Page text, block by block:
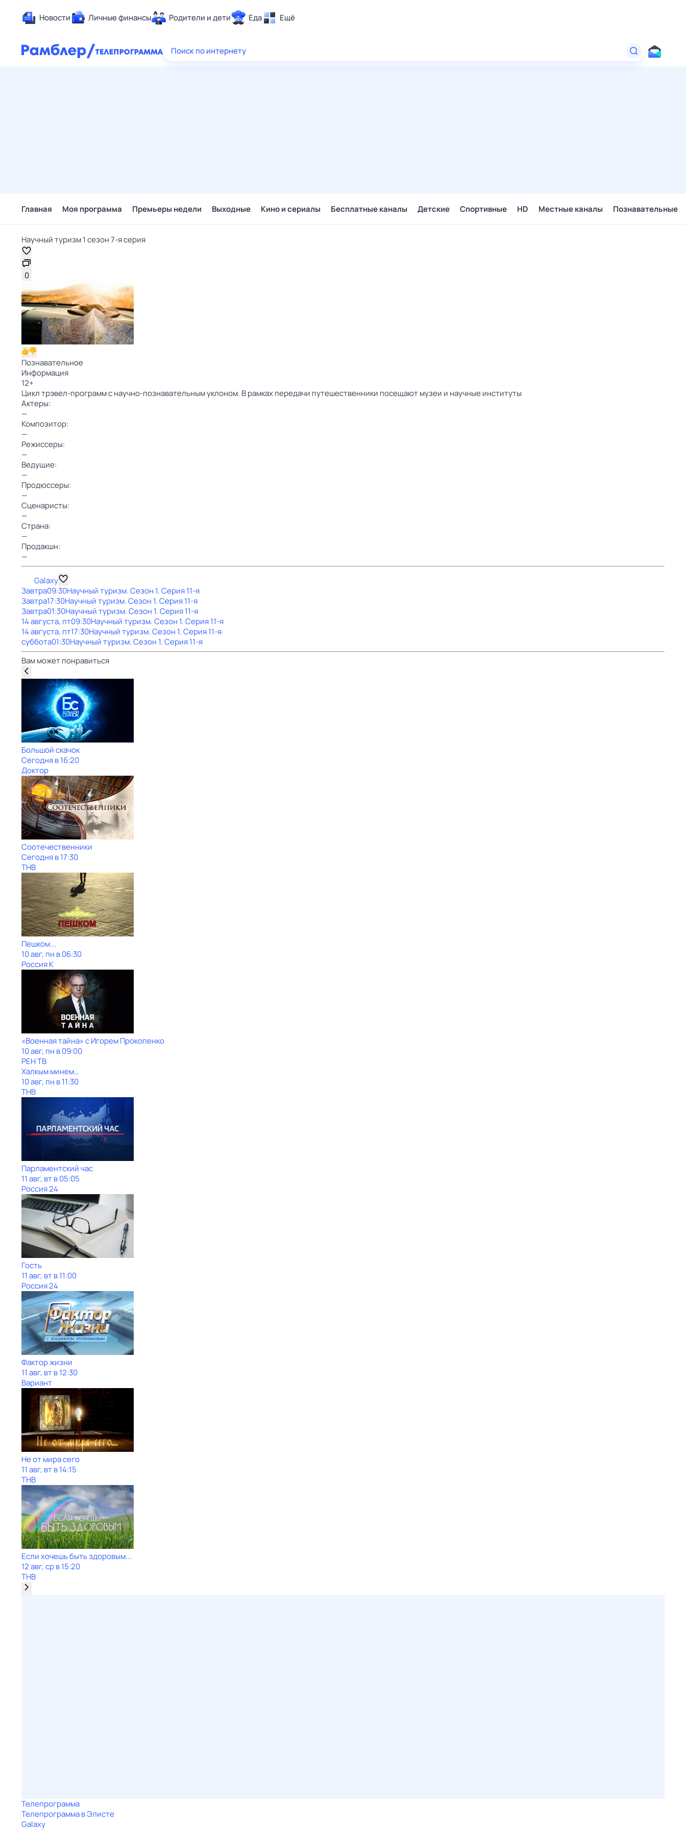
Новости Личные финансы Родители и дети Еда Ещё
Здоровье
Поиск по интернету
Главная Моя программа Премьеры недели Выходные Кино и сериалы Бесплатные каналы Детские Спортивные HD Местные каналы Познавательные
Научный туризм 1 сезон 7-я серия
0
Познавательное
Информация
12+
Цикл трэвел-программ с научно-познавательным уклоном. В рамках передачи путешественники посещают музеи и научные институты
Актеры:
—
Композитор:
—
Режиссеры:
—
Ведущие:
—
Продюссеры:
—
Сценаристы:
—
Страна:
—
Продакшн:
—
Galaxy
Завтра09:30Научный туризм. Сезон 1. Серия 11-я
Завтра17:30Научный туризм. Сезон 1. Серия 11-я
Завтра01:30Научный туризм. Сезон 1. Серия 11-я
14 августа, пт09:30Научный туризм. Сезон 1. Серия 11-я
14 августа, пт17:30Научный туризм. Сезон 1. Серия 11-я
суббота01:30Научный туризм. Сезон 1. Серия 11-я
Вам может понравиться
Большой скачок
Сегодня в 16:20
Доктор
Соотечественники
Сегодня в 17:30
ТНВ
Пешком...
10 авг, пн в 06:30
Россия К
«Военная тайна» с Игорем Прокопенко
10 авг, пн в 09:00
РЕН ТВ
Халкым минем…
10 авг, пн в 11:30
ТНВ
Парламентский час
11 авг, вт в 05:05
Россия 24
Гость
11 авг, вт в 11:00
Россия 24
Фактор жизни
11 авг, вт в 12:30
Вариант
Не от мира сего
11 авг, вт в 14:15
ТНВ
Если хочешь быть здоровым...
12 авг, ср в 15:20
ТНВ
Телепрограмма
Телепрограмма в Элисте
Galaxy